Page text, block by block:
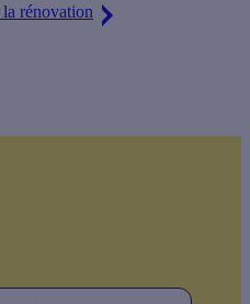
rénovation